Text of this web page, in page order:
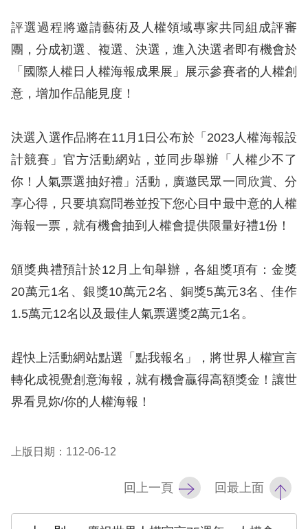
核
心
人
權
約
情
申
訴
人
資
料
無
障
捷
評選過程將邀請藝術及人權領域專家共同組成評審
團，分成初選、複選、決選，進入決選者即有機會於
「國際人權日人權海報成果展」展示參賽者的人權創
意，增加作品能見度！
決選入選作品將在11月1日公布於「2023人權海報設
計競賽」官方活動網站，並同步舉辦「人權少不了
你！人氣票選抽好禮」活動，廣邀民眾一同欣賞、分
享心得，只要填寫問卷並投下您心目中最中意的人權
海報一票，就有機會抽到人權會提供限量好禮1份！
頒獎典禮預計於12月上旬舉辦，各組獎項有：金獎
20萬元1名、銀獎10萬元2名、銅獎5萬元3名、佳作
1.5萬元12名以及最佳人氣票選獎2萬元1名。
趕快上活動網站點選「點我報名」，將世界人權宣言
轉化成視覺創意海報，就有機會贏得高額獎金！讓世
界看見妳/你的人權海報！
上版日期：112-06-12
回上一頁 回最上面